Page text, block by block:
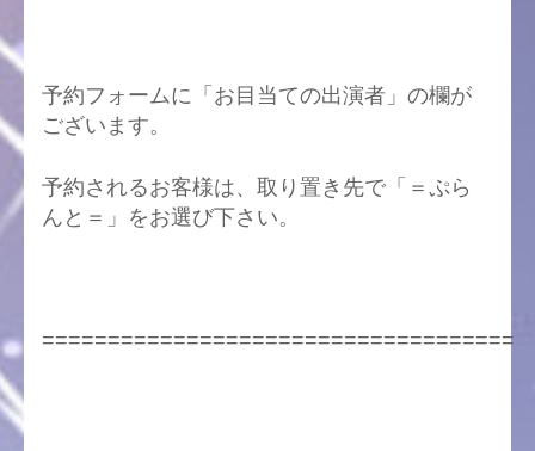
予約フォームに「お目当ての出演者」の欄が
ございます。
予約されるお客様は、取り置き先で「＝ぷら
んと＝」をお選び下さい。
====================================